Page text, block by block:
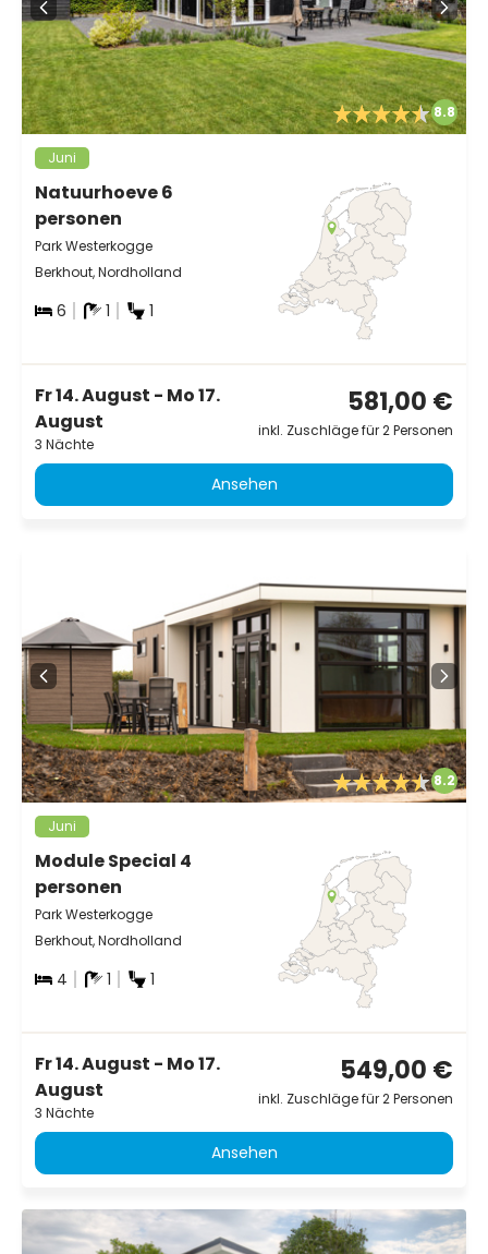
8.8
Juni
Natuurhoeve 6
personen
Park Westerkogge
Berkhout, Nordholland
6 1 1
Fr 14. August - Mo 17.
August
3 Nächte
581,00 €
inkl. Zuschläge für 2 Personen
Ansehen
8.2
Juni
Module Special 4
personen
Park Westerkogge
Berkhout, Nordholland
4 1 1
Fr 14. August - Mo 17.
August
3 Nächte
549,00 €
inkl. Zuschläge für 2 Personen
Ansehen